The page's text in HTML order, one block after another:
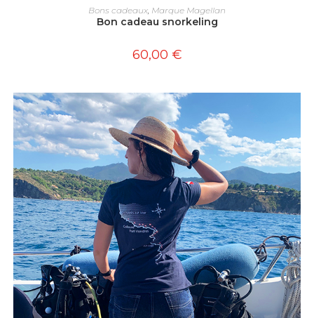
AJOUTER AU PANIER
Bons cadeaux, Marque Magellan
Bon cadeau snorkeling
60,00 €